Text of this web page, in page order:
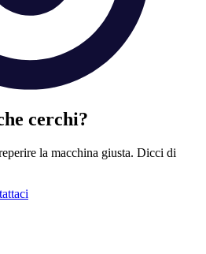
cerchi?
la macchina giusta. Dicci di